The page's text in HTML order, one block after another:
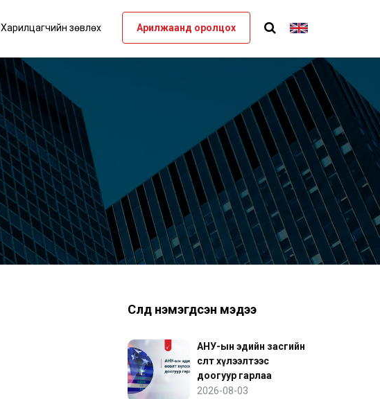
Харилцагчийн зөвлөх Арилжаанд оролцох
Сүүлд нэмэгдсэн мэдээ
АНУ-ын эдийн засгийн
өсөлт хүлээлтээс
доогуур гарлаа
2026-08-03